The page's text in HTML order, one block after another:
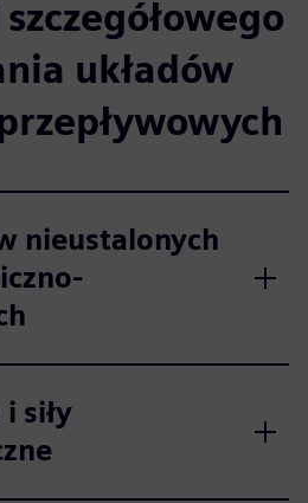
układów
nieustalonych
siły